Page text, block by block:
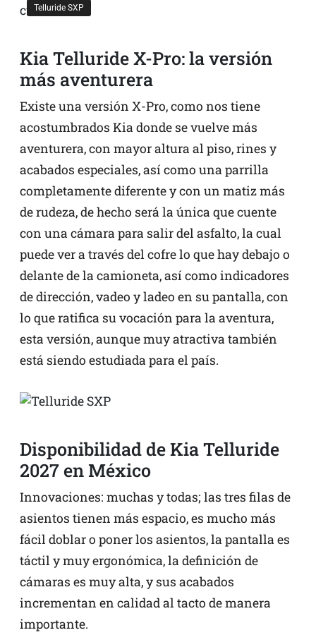
Telluride SXP
Kia Telluride X-Pro: la versión
más aventurera
Existe una versión X-Pro, como nos tiene
acostumbrados Kia donde se vuelve más
aventurera, con mayor altura al piso, rines y
acabados especiales, así como una parrilla
completamente diferente y con un matiz más
de rudeza, de hecho será la única que cuente
con una cámara para salir del asfalto, la cual
puede ver a través del cofre lo que hay debajo o
delante de la camioneta, así como indicadores
de dirección, vadeo y ladeo en su pantalla, con
lo que ratifica su vocación para la aventura,
esta versión, aunque muy atractiva también
está siendo estudiada para el país.
Disponibilidad de Kia Telluride
2027 en México
Innovaciones: muchas y todas; las tres filas de
asientos tienen más espacio, es mucho más
fácil doblar o poner los asientos, la pantalla es
táctil y muy ergonómica, la definición de
cámaras es muy alta, y sus acabados
incrementan en calidad al tacto de manera
importante.